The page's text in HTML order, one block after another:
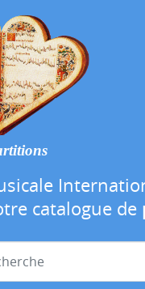
catalogue de